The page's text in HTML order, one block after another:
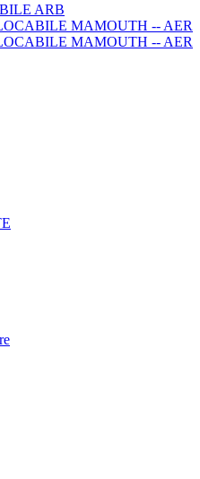
ARB
MAMOUTH -- AER
MAMOUTH -- AER